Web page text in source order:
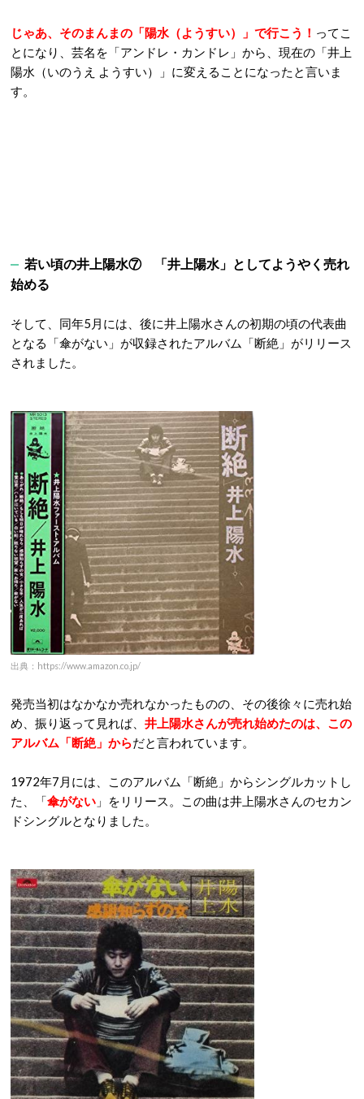
じゃあ、そのまんまの「陽水（ようすい）」で行こう！ ってこ
とになり、芸名を「アンドレ・カンドレ」から、現在の「井上
陽水（いのうえ ようすい）」に変えることになったと言いま
す。
若い頃の井上陽水⑦ 「井上陽水」としてようやく売れ
始める
そして、同年5月には、後に井上陽水さんの初期の頃の代表曲
となる「傘がない」が収録されたアルバム「断絶」がリリース
されました。
出典：https://www.amazon.co.jp/
発売当初はなかなか売れなかったものの、その後徐々に売れ始
め、振り返って見れば、 井上陽水さんが売れ始めたのは、この
アルバム「断絶」からだと言われています。
1972年7月には、このアルバム「断絶」からシングルカットし
た、「傘がない 」をリリース。この曲は井上陽水さんのセカン
ドシングルとなりました。